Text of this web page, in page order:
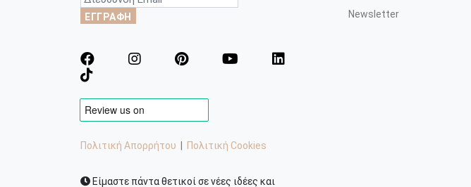
ΕΓΓΡΑΦΗ
Πολιτική Απορρήτου Πολιτική Cookies
Είμαστε πάντα θετικοί σε νέες ιδέες και
Newsletter